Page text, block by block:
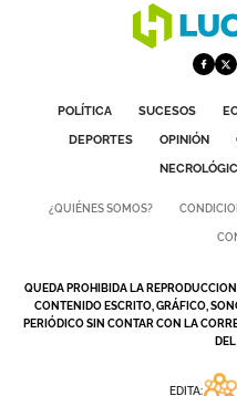
POLÍTICA SUCESOS
DEPORTES
OPINIÓN
¿QUIÉNES SOMOS?
QUEDA PROHIBIDA LA
CONTENIDO ESCRITO, GRÁFICO,
PERIÓDICO SIN CONTAR CON LA
EDITA: